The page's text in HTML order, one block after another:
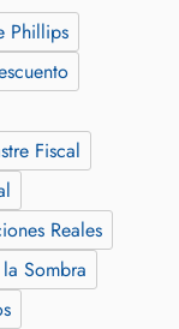
Phillips
Fiscal
Reales
Sombra